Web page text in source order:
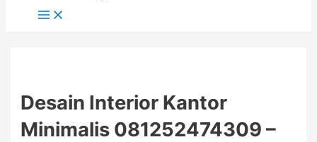
Desain Interior Kantor
Minimalis 081252474309 –